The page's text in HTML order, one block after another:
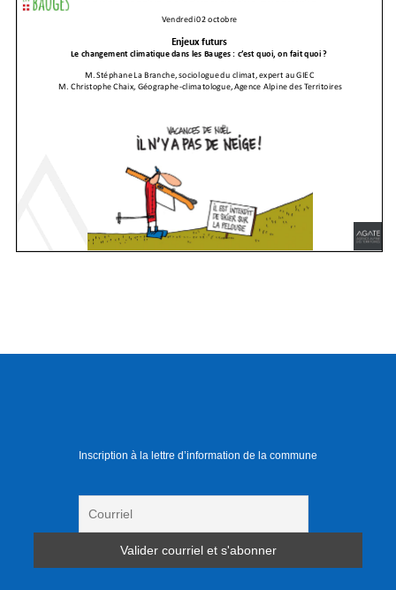
Inscription à la lettre d’information de la commune